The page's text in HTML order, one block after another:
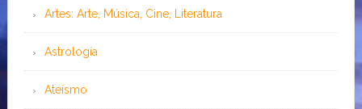
Artes: Arte, Música, Cine, Literatura
Astrología
Ateísmo